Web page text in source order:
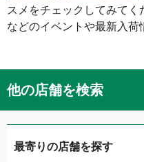
スメをチェックしてみて
などのイベントや最新入荷
他の店舗を検索
最寄りの店舗を探す